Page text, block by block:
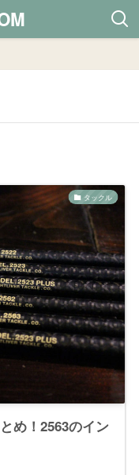
タックル
め！2563のイン